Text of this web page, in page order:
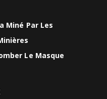
Miné Par Les
Le Masque